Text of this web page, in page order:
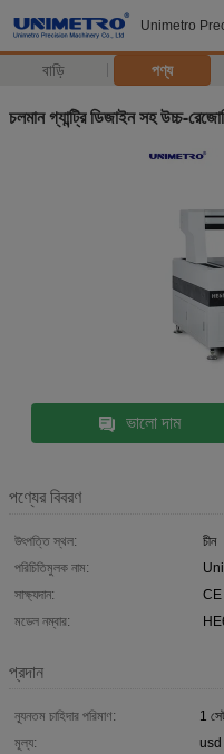
Unimetro
বাড়ি পণ্য
চলমান গ্যান্ট্রি ডিজাইন সহ উচ্চ-
ভালো দাম
পণ্যের বিবরণ
উৎপত্তি স্থল:
চীন
পরিচিতিমুলক নাম:
সাক্ষ্যদান:
CE
মডেল নম্বার:
প্রদান
ন্যূনতম চাহিদার পরিমাণ:
1
মূল্য: